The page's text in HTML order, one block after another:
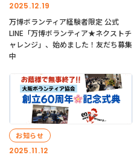
2025.12.19
万博ボランティア経験者限定 公式
LINE「万博ボランティア★ネクストチ
ャレンジ」、始めました！友だち募集
中
2025.11.12
お知らせ